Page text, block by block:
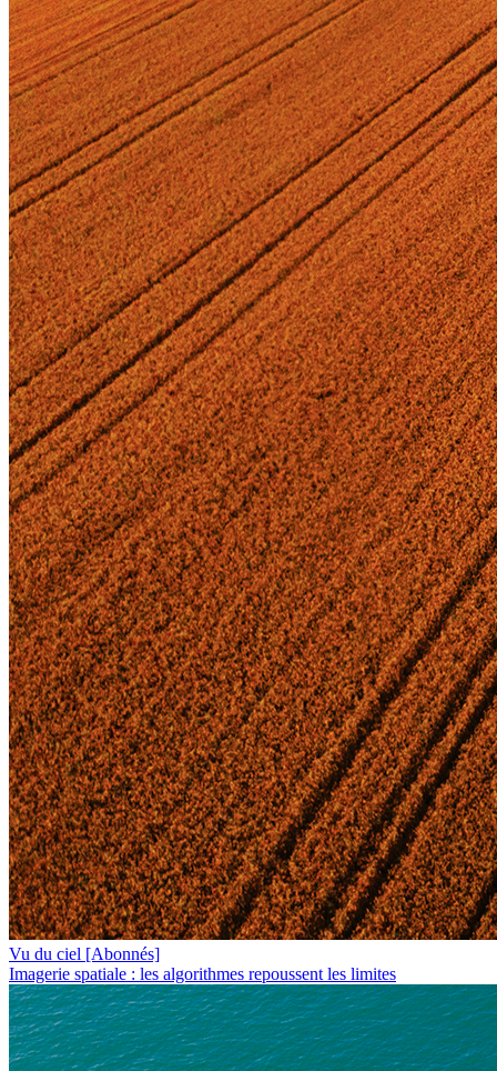
Vu du ciel [Abonnés]
Imagerie spatiale : les algorithmes repoussent les limites